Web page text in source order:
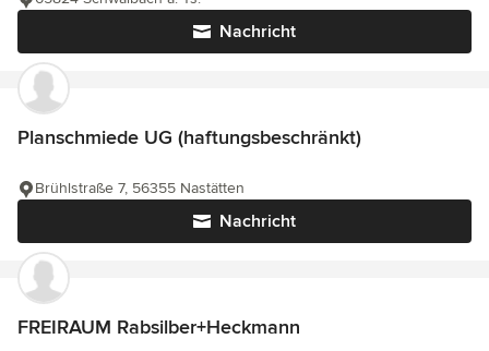
Nachricht
Planschmiede UG (haftungsbeschränkt)
Nachricht
Brühlstraße 7, 56355 Nastätten
FREIRAUM Rabsilber+Heckmann